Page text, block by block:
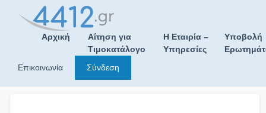
Αρχική
Αίτηση για
Τιμοκατάλογο
Η Εταιρία –
Υπηρεσίες
Υποβολή
Επικοινωνία
Σύνδεση